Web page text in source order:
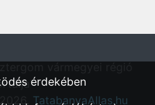
TatabanyaAllas.hu
érdekében